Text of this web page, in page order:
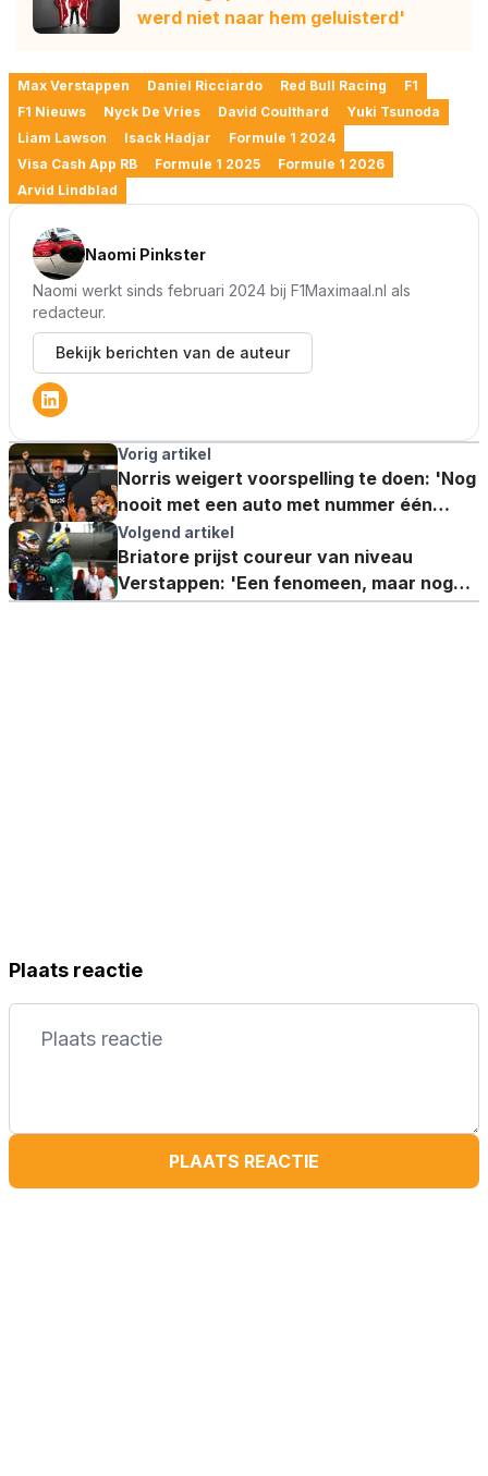
werd niet naar hem geluisterd'
Max Verstappen Daniel Ricciardo Red Bull Racing
F1
F1 Nieuws
Nyck De Vries David Coulthard
Yuki Tsunoda
Liam Lawson
Isack Hadjar
Formule 1 2024
Visa Cash App RB
Formule 1 2025
Formule 1 2026
Arvid Lindblad
Naomi Pinkster
Naomi werkt sinds februari 2024 bij F1Maximaal.nl als
redacteur.
Bekijk berichten van de auteur
Vorig artikel
Norris weigert voorspelling te doen: 'Nog
nooit met een auto met nummer één
gereden'
Volgend artikel
Briatore prijst coureur van niveau
Verstappen: 'Een fenomeen, maar nog
steeds behoorlijk goed'
Plaats reactie
PLAATS REACTIE